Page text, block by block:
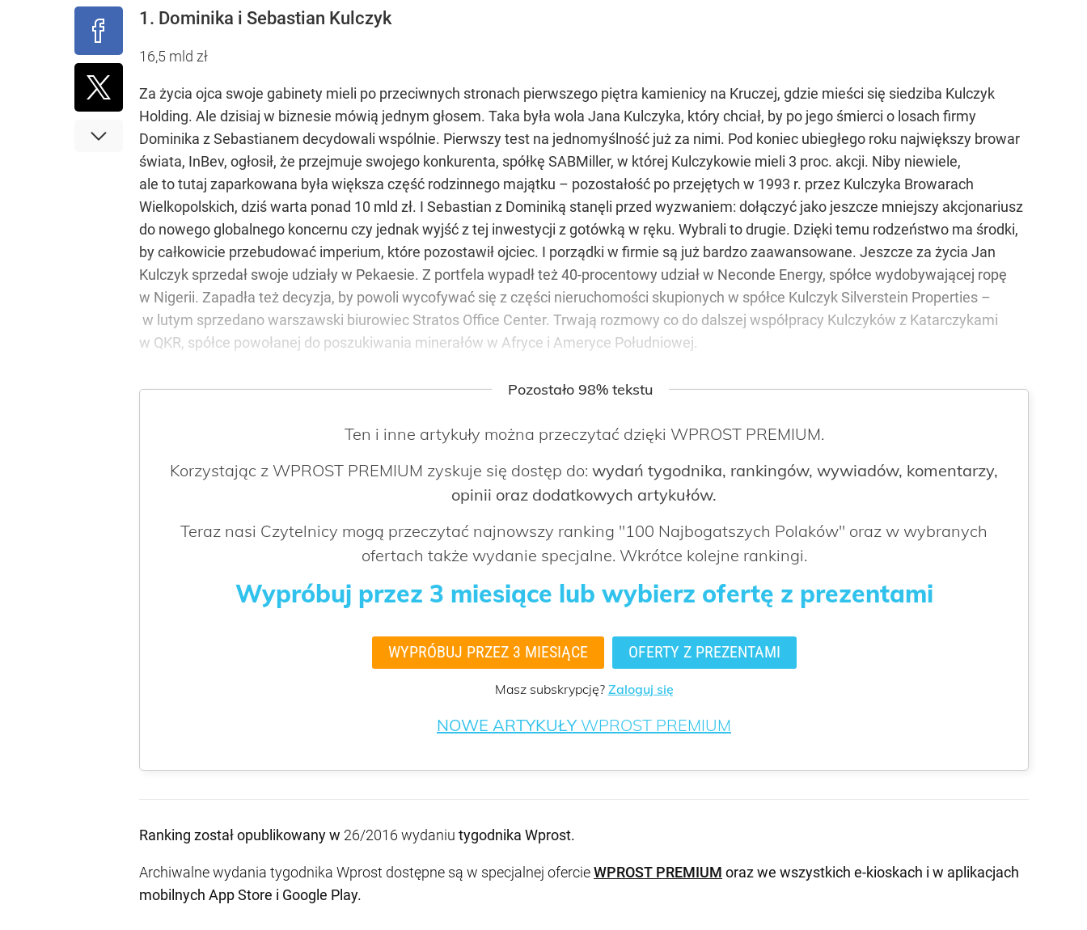
Rząd otwiera drogę reklamom aptek. Jedni się cieszą, inni – ostrzegają
dodaj
Farmacja: wzrost pod presją. co czeka branżę do 2030 roku?
Polityczna analiza Kwaśniewskiego zaskakuje. Widzi sojusz Tuska z Morawieckim
Lista 100 Najbogatszych Polaków
1. Dominika i Sebastian Kulczyk
16,5 mld zł
Za życia ojca swoje gabinety mieli po przeciwnych stronach pierwszego piętra kamienicy na Kruczej, gdzie mieści się siedziba Kulczyk
Holding. Ale dzisiaj w biznesie mówią jednym głosem. Taka była wola Jana Kulczyka, który chciał, by po jego śmierci o losach firmy
Dominika z Sebastianem decydowali wspólnie. Pierwszy test na jednomyślność już za nimi. Pod koniec ubiegłego roku największy browar
świata, InBev, ogłosił, że przejmuje swojego konkurenta, spółkę SABMiller, w której Kulczykowie mieli 3 proc. akcji. Niby niewiele,
ale to tutaj zaparkowana była większa część rodzinnego majątku – pozostałość po przejętych w 1993 r. przez Kulczyka Browarach
Wielkopolskich, dziś warta ponad 10 mld zł. I Sebastian z Dominiką stanęli przed wyzwaniem: dołączyć jako jeszcze mniejszy akcjonariusz
do nowego globalnego koncernu czy jednak wyjść z tej inwestycji z gotówką w ręku. Wybrali to drugie. Dzięki temu rodzeństwo ma środki,
by całkowicie przebudować imperium, które pozostawił ojciec. I porządki w firmie są już bardzo zaawansowane. Jeszcze za życia Jan
Kulczyk sprzedał swoje udziały w Pekaesie. Z portfela wypadł też 40-procentowy udział w Neconde Energy, spółce wydobywającej ropę
w Nigerii. Zapadła też decyzja, by powoli wycofywać się z części nieruchomości skupionych w spółce Kulczyk Silverstein Properties –
w lutym sprzedano warszawski biurowiec Stratos Office Center. Trwają rozmowy co do dalszej współpracy Kulczyków z Katarczykami
w QKR, spółce powołanej do poszukiwania minerałów w Afryce i Ameryce Południowej.
Pozostało 98% tekstu
Ten i inne artykuły można przeczytać dzięki WPROST PREMIUM.
Korzystając z WPROST PREMIUM zyskuje się dostęp do: wydań tygodnika, rankingów, wywiadów, komentarzy,
opinii oraz dodatkowych artykułów.
Teraz nasi Czytelnicy mogą przeczytać najnowszy ranking "100 Najbogatszych Polaków" oraz w wybranych
ofertach także wydanie specjalne. Wkrótce kolejne rankingi.
Wypróbuj przez 3 miesiące lub wybierz ofertę z prezentami
WYPRÓBUJ PRZEZ 3 MIESIĄCE OFERTY Z PREZENTAMI
Masz subskrypcję? Zaloguj się
NOWE ARTYKUŁY WPROST PREMIUM
Ranking został opublikowany w 26/2016 wydaniu tygodnika Wprost.
Archiwalne wydania tygodnika Wprost dostępne są w specjalnej ofercieWPROST PREMIUM oraz we wszystkich e-kioskach i w aplikacjach
mobilnych App Store i Google Play.